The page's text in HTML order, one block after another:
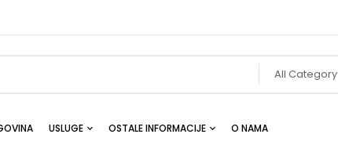
All Category
USLUGE OSTALE INFORMACIJE O NAMA